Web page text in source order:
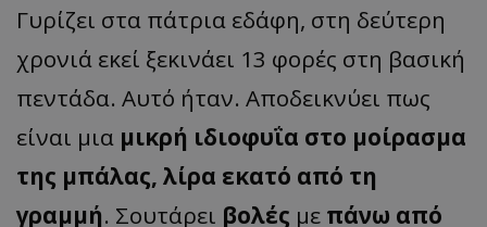
Γυρίζει στα πάτρια εδάφη, στη δεύτερη
χρονιά εκεί ξεκινάει 13 φορές στη βασική
πεντάδα. Αυτό ήταν. Αποδεικνύει πως
είναι μια μικρή ιδιοφυΐα στο μοίρασμα
της μπάλας, λίρα εκατό από τη
γραμμή. Σουτάρει βολές με πάνω από